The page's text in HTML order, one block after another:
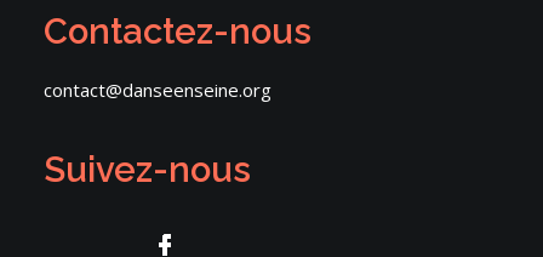
Contactez-nous
contact@danseenseine.org
Suivez-nous